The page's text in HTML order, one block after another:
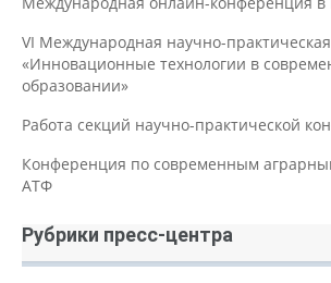
VI Международная научно-
«Инновационные технологии в
образовании»
Работа секций научно-практической
Конференция по современным
АТФ
Рубрики пресс-центра